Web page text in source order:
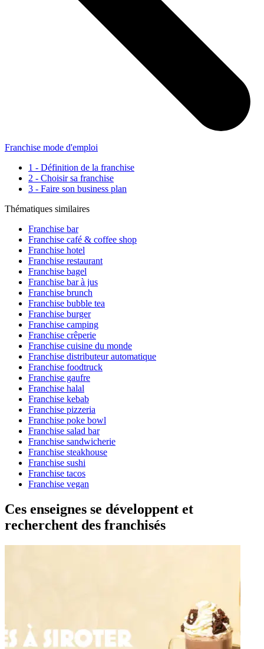
Franchise mode d'emploi
1 - Définition de la franchise
2 - Choisir sa franchise
3 - Faire son business plan
Thématiques similaires
Franchise bar
Franchise café & coffee shop
Franchise hotel
Franchise restaurant
Franchise bagel
Franchise bar à jus
Franchise brunch
Franchise bubble tea
Franchise burger
Franchise camping
Franchise crêperie
Franchise cuisine du monde
Franchise distributeur automatique
Franchise foodtruck
Franchise gaufre
Franchise halal
Franchise kebab
Franchise pizzeria
Franchise poke bowl
Franchise salad bar
Franchise sandwicherie
Franchise steakhouse
Franchise sushi
Franchise tacos
Franchise vegan
Ces enseignes se développent et
recherchent des franchisés